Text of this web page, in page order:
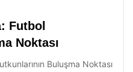
Futbol
Noktası
Buluşma Noktası